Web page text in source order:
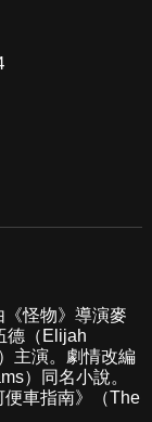
怪物》導演麥
德（Elijah
主演。劇情改編
）同名小說。
車指南》（The